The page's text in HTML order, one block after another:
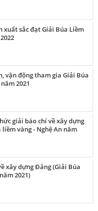
xuất sắc đạt Giải Búa Liềm
vận động tham gia Giải Búa
2021
giải báo chí về xây dựng
vàng - Nghệ An năm
xây dựng Đảng (Giải Búa
2021)